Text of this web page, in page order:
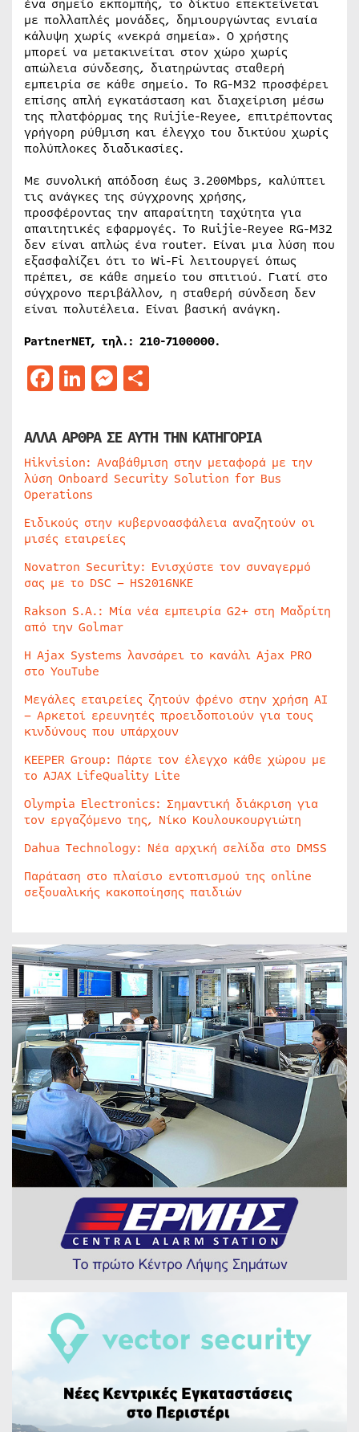
ένα σημείο εκπομπής, το δίκτυο επεκτείνεται
με πολλαπλές μονάδες, δημιουργώντας ενιαία
κάλυψη χωρίς «νεκρά σημεία». Ο χρήστης
μπορεί να μετακινείται στον χώρο χωρίς
απώλεια σύνδεσης, διατηρώντας σταθερή
εμπειρία σε κάθε σημείο. Το RG-M32 προσφέρει
επίσης απλή εγκατάσταση και διαχείριση μέσω
της πλατφόρμας της Ruijie-Reyee, επιτρέποντας
γρήγορη ρύθμιση και έλεγχο του δικτύου χωρίς
πολύπλοκες διαδικασίες.
Με συνολική απόδοση έως 3.200Mbps, καλύπτει
τις ανάγκες της σύγχρονης χρήσης,
προσφέροντας την απαραίτητη ταχύτητα για
απαιτητικές εφαρμογές. Το Ruijie-Reyee RG-M32
δεν είναι απλώς ένα router. Είναι μια λύση που
εξασφαλίζει ότι το Wi-Fi λειτουργεί όπως
πρέπει, σε κάθε σημείο του σπιτιού. Γιατί στο
σύγχρονο περιβάλλον, η σταθερή σύνδεση δεν
είναι πολυτέλεια. Είναι βασική ανάγκη.
PartnerNET, τηλ.: 210-7100000.
Facebook
LinkedIn
Messenger
ΑΛΛΑ ΑΡΘΡΑ ΣΕ ΑΥΤΗ ΤΗΝ ΚΑΤΗΓΟΡΙΑ
Hikvision: Αναβάθμιση στην μεταφορά με την
λύση Onboard Security Solution for Bus
Operations
Ειδικούς στην κυβερνοασφάλεια αναζητούν οι
μισές εταιρείες
Novatron Security: Ενισχύστε τον συναγερμό
σας με το DSC – HS2016NKE
Rakson S.A.: Μία νέα εμπειρία G2+ στη Μαδρίτη
από την Golmar
Η Ajax Systems λανσάρει το κανάλι Ajax PRO
στο YouTube
Μεγάλες εταιρείες ζητούν φρένο στην χρήση AI
– Αρκετοί ερευνητές προειδοποιούν για τους
κινδύνους που υπάρχουν
KEEPER Group: Πάρτε τον έλεγχο κάθε χώρου με
το AJAX LifeQuality Lite
Olympia Electronics: Σημαντική διάκριση για
τον εργαζόμενο της, Νίκο Κουλουκουργιώτη
Dahua Technology: Νέα αρχική σελίδα στο DMSS
Παράταση στο πλαίσιο εντοπισμού της online
σεξουαλικής κακοποίησης παιδιών